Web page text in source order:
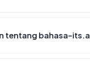
tentang bahasa-